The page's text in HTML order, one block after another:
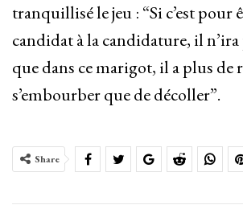
tranquillisé le jeu : “Si c’est pour
candidat à la candidature, il
que dans ce marigot, il a plus de
s’embourber que de décoller”.
Share